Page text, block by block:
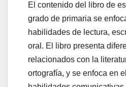
El contenido del libro de
grado de primaria se
habilidades de lectura,
oral. El libro presenta
relacionados con la
ortografía, y se enfoca en